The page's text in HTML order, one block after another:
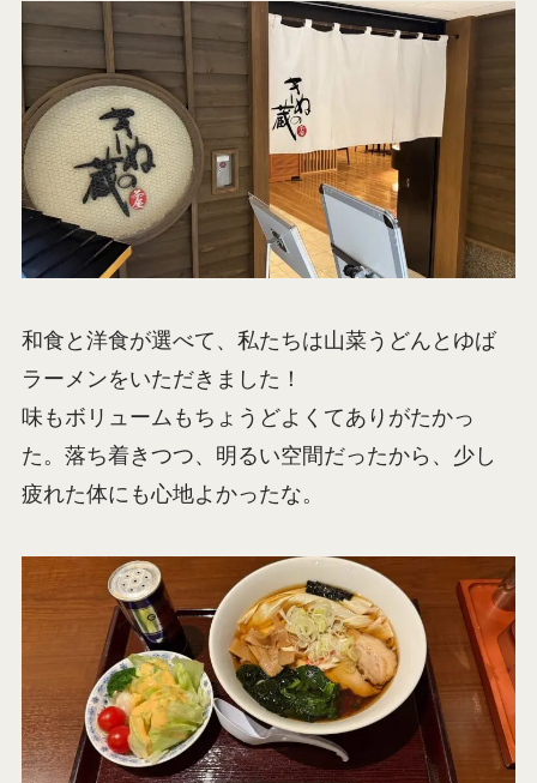
和食と洋食が選べて、私たちは山菜うどんとゆば
ラーメンをいただきました！
味もボリュームもちょうどよくてありがたかっ
た。落ち着きつつ、明るい空間だったから、少し
疲れた体にも心地よかったな。